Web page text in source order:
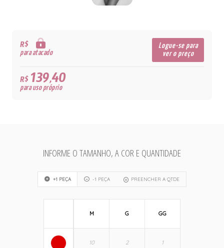
R$
para atacado
Logue-se para
ver o preço
R$139,40
para uso próprio
INFORME O TAMANHO, A COR E QUANTIDADE
+1 PEÇA -1 PEÇA PREENCHER A QTDE
M G GG